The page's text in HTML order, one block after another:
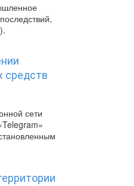
средств
сети